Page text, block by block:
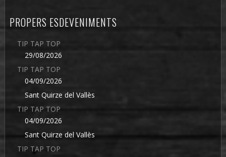
PROPERS ESDEVENIMENTS
TIP TAP TOP
29/08/2026
TIP TAP TOP
04/09/2026
Sant Quirze del Vallès
TIP TAP TOP
04/09/2026
Sant Quirze del Vallès
TIP TAP TOP